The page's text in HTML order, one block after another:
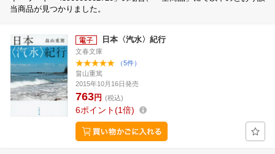
当商品が見つかりました。
日本〈汽水〉紀行
文春文庫
（5件）
畠山重篤
2015年10月16日発売
763円 (税込)
6ポイント 1倍